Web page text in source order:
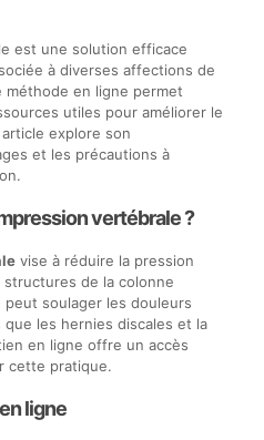
est une solution efficace
à diverses affections de
méthode en ligne permet
utiles pour améliorer le
explore son
et les précautions à
vertébrale ?
vise à réduire la pression
de la colonne
soulager les douleurs
les hernies discales et la
en ligne offre un accès
cette pratique.
ligne